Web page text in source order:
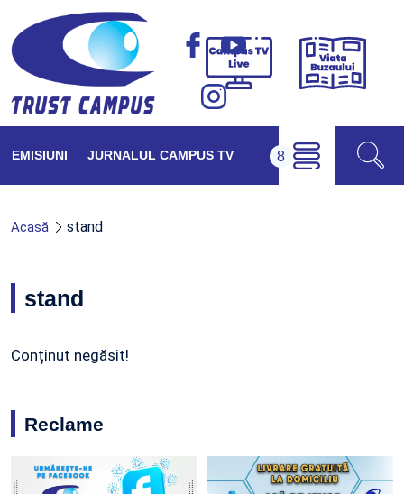
Campus
Viața
EMISIUNI JURNALUL CAMPUS TV
Acasă stand
stand
Conținut negăsit!
Reclame